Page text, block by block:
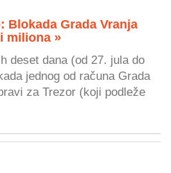
Blokada Grada Vranja
miliona »
deset dana (od 27. jula do
jednog od računa Grada
za Trezor (koji podleže